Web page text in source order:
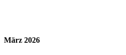
März 2026